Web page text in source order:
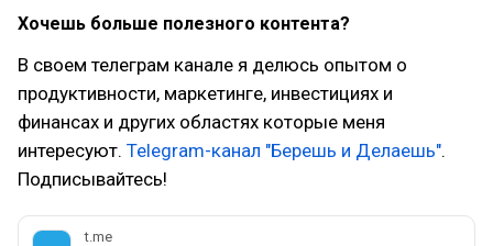
Хочешь больше полезного контента?
В своем телеграм канале я делюсь опытом о
продуктивности, маркетинге, инвестициях и
финансах и других областях которые меня
интересуют. Telegram-канал "Берешь и Делаешь".
Подписывайтесь!
t.me